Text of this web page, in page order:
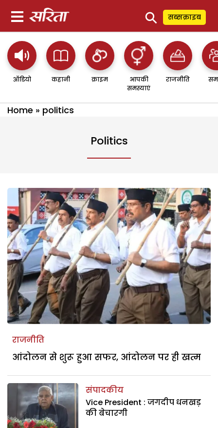
⚲ सब्सक्राइब
ऑडियो कहानी क्राइम
आपकी
समस्याएं
राजनीति
Home » politics
Politics
राजनीति
आंदोलन से शुरू हुआ सफर, आंदोलन पर ही खत्म
संपादकीय
Vice President : जगदीप धनखड़
की बेचारगी